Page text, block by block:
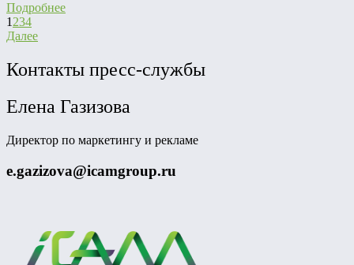
Подробнее
1 234
Далее
Контакты пресс-службы
Елена Газизова
Директор по маркетингу и рекламе
e.gazizova@icamgroup.ru